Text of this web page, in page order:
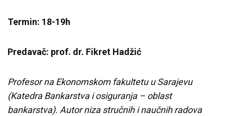
Termin: 18-19h
Predavač: prof. dr. Fikret Hadžić
Profesor na Ekonomskom fakultetu u Sarajevu
(Katedra Bankarstva i osiguranja – oblast
bankarstva). Autor niza stručnih i naučnih radova